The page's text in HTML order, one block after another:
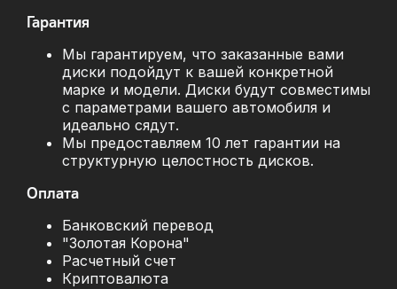
Гарантия
Мы гарантируем, что заказанные вами
диски подойдут к вашей конкретной
марке и модели. Диски будут совместимы
с параметрами вашего автомобиля и
идеально сядут.
Мы предоставляем 10 лет гарантии на
структурную целостность дисков.
Оплата
Банковский перевод
"Золотая Корона"
Расчетный счет
Криптовалюта